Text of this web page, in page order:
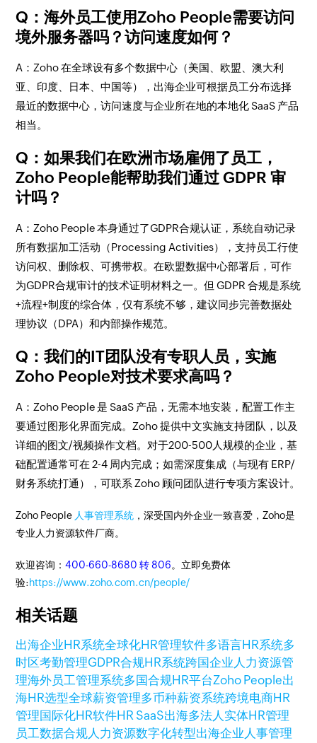
Q：海外员工使用Zoho People需要访问
境外服务器吗？访问速度如何？
A：Zoho 在全球设有多个数据中心（美国、欧盟、澳大利
亚、印度、日本、中国等），出海企业可根据员工分布选择
最近的数据中心，访问速度与企业所在地的本地化 SaaS 产品
相当。
Q：如果我们在欧洲市场雇佣了员工，
Zoho People能帮助我们通过 GDPR 审
计吗？
A：Zoho People 本身通过了GDPR合规认证，系统自动记录
所有数据加工活动（Processing Activities），支持员工行使
访问权、删除权、可携带权。在欧盟数据中心部署后，可作
为GDPR合规审计的技术证明材料之一。但 GDPR 合规是系统
+流程+制度的综合体，仅有系统不够，建议同步完善数据处
理协议（DPA）和内部操作规范。
Q：我们的IT团队没有专职人员，实施
Zoho People对技术要求高吗？
A：Zoho People 是 SaaS 产品，无需本地安装，配置工作主
要通过图形化界面完成。Zoho 提供中文实施支持团队，以及
详细的图文/视频操作文档。对于200-500人规模的企业，基
础配置通常可在 2-4 周内完成；如需深度集成（与现有 ERP/
财务系统打通），可联系 Zoho 顾问团队进行专项方案设计。
Zoho People 人事管理系统 ，深受国内外企业一致喜爱，Zoho是
专业人力资源软件厂商。
欢迎咨询：400-660-8680 转 806。立即免费体
验:https://www.zoho.com.cn/people/
相关话题
出海企业HR系统全球化HR管理软件多语言HR系统多
时区考勤管理GDPR合规HR系统跨国企业人力资源管
理海外员工管理系统多国合规HR平台Zoho People出
海HR选型全球薪资管理多币种薪资系统跨境电商HR
管理国际化HR软件HR SaaS出海多法人实体HR管理
员工数据合规人力资源数字化转型出海企业人事管理